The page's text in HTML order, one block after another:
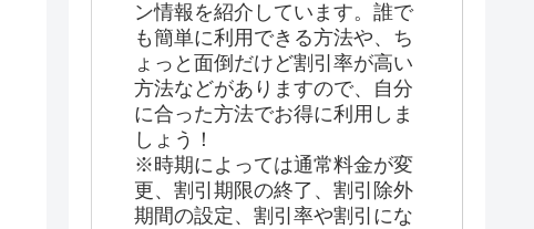
ン情報を紹介しています。誰で
も簡単に利用できる方法や、ち
ょっと面倒だけど割引率が高い
方法などがありますので、自分
に合った方法でお得に利用しま
しょう！
※時期によっては通常料金が変
更、割引期限の終了、割引除外
期間の設定、割引率や割引にな